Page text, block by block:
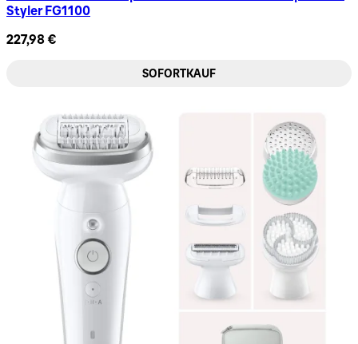
Styler FG1100
227,98 €
SOFORTKAUF